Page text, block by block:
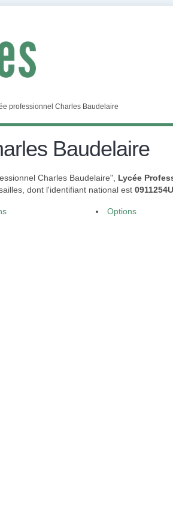
professionnel Charles Baudelaire
Baudelaire
Charles Baudelaire", Lycée
dont l'identifiant national est 0911254U
Options